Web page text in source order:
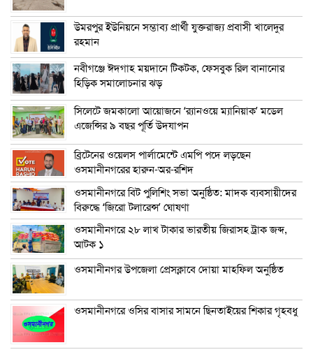
উমরপুর ইউনিয়নে সম্ভাব্য প্রার্থী যুক্তরাজ্য প্রবাসী খালেদুর
রহমান
নবীগঞ্জে ঈদগাহ ময়দানে টিকটক, ফেসবুক রিল বানানোর
হিড়িক সমালোচনার ঝড়
সিলেটে জমকালো আয়োজনে ‘র‍্যানওয়ে ম্যানিয়াক’ মডেল
এজেন্সির ৯ বছর পূর্তি উদযাপন
ব্রিটেনের ওয়েলস পার্লামেন্টে এমপি পদে লড়ছেন
ওসমানীনগরের হারুন-অর-রশিদ
ওসমানীনগরে বিট পুলিশিং সভা অনুষ্ঠিত: মাদক ব্যবসায়ীদের
বিরুদ্ধে ‘জিরো টলারেন্স’ ঘোষণা
ওসমানীনগরে ২৮ লাখ টাকার ভারতীয় জিরাসহ ট্রাক জব্দ,
আটক ১
ওসমানীনগর উপজেলা প্রেসক্লাবে দোয়া মাহফিল অনুষ্ঠিত
ওসমানীনগরে ওসির বাসার সামনে ছিনতাইয়ের শিকার গৃহবধু